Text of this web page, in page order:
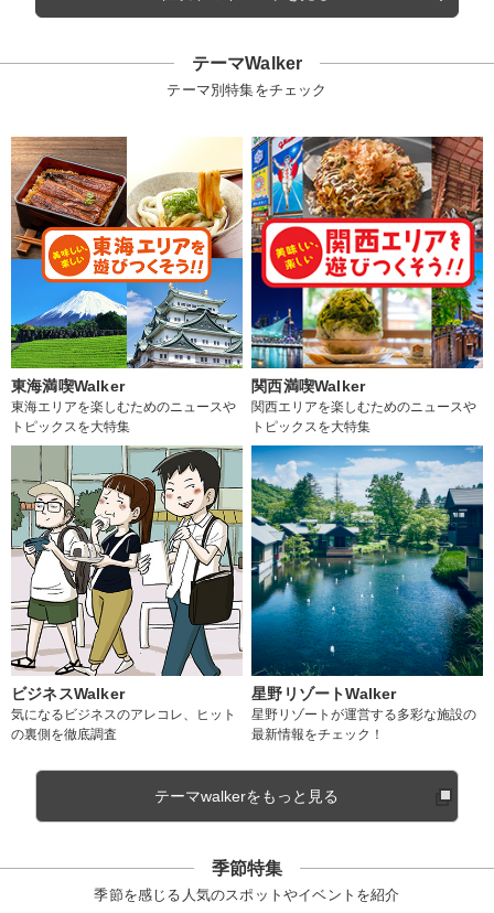
テーマWalker
テーマ別特集をチェック
東海満喫Walker
東海エリアを楽しむためのニュースや
トピックスを大特集
関西満喫Walker
関西エリアを楽しむためのニュースや
トピックスを大特集
ビジネスWalker
気になるビジネスのアレコレ、ヒット
の裏側を徹底調査
星野リゾートWalker
星野リゾートが運営する多彩な施設の
最新情報をチェック！
テーマwalkerをもっと見る
季節特集
季節を感じる人気のスポットやイベントを紹介